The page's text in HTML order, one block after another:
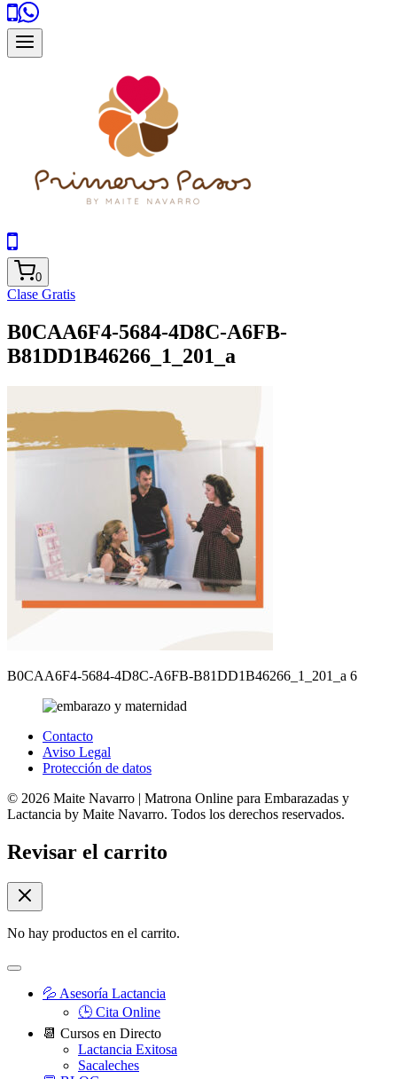
0
Clase Gratis
B0CAA6F4-5684-4D8C-A6FB-
B81DD1B46266_1_201_a
B0CAA6F4-5684-4D8C-A6FB-B81DD1B46266_1_201_a 6
Contacto
Aviso Legal
Protección de datos
© 2026 Maite Navarro | Matrona Online para Embarazadas y
Lactancia by Maite Navarro. Todos los derechos reservados.
Revisar el carrito
No hay productos en el carrito.
💦 Asesoría Lactancia
🕒 Cita Online
📆 Cursos en Directo
Lactancia Exitosa
Sacaleches